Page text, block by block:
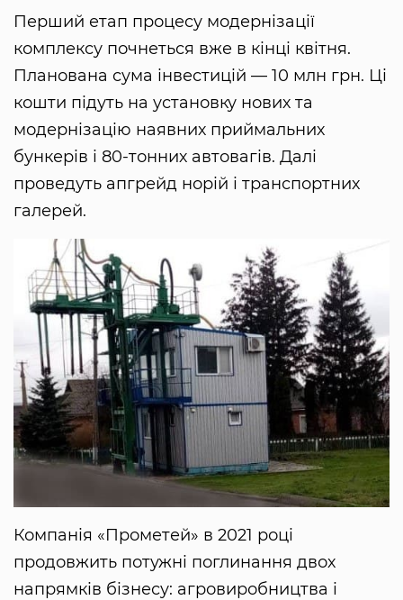
Перший етап процесу модернізації
комплексу почнеться вже в кінці квітня.
Планована сума інвестицій — 10 млн грн. Ці
кошти підуть на установку нових та
модернізацію наявних приймальних
бункерів і 80-тонних автовагів. Далі
проведуть апгрейд норій і транспортних
галерей.
Компанія «Прометей» в 2021 році
продовжить потужні поглинання двох
напрямків бізнесу: агровиробництва і